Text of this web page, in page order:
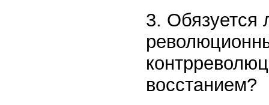
3. Обязуется
восстанием?